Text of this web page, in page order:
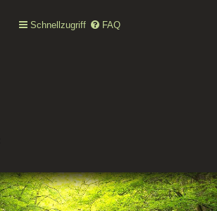
Schnellzugriff FAQ